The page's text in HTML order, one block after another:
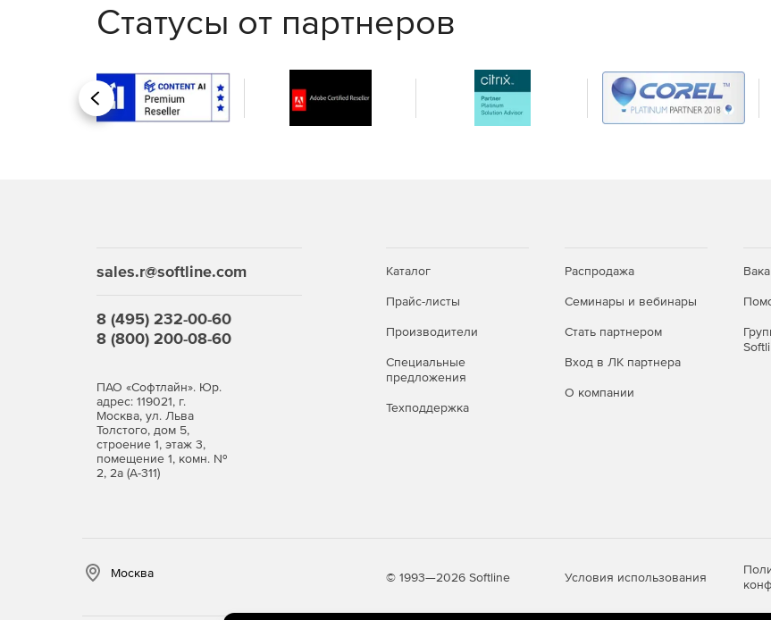
Статусы от партнеров
Назад
sales.r@softline.com
8 (495) 232-00-60
8 (800) 200-08-60
ПАО «Софтлайн». Юр.
адрес: 119021, г.
Москва, ул. Льва
Толстого, дом 5,
строение 1, этаж 3,
помещение 1, комн. №
2, 2а (А-311)
Каталог
Прайс-листы
Производители
Специальные
предложения
Техподдержка
Распродажа
Семинары и вебинары
Стать партнером
Вход в ЛК партнера
О компании
Москва © 1993—2026 Softline Условия использования